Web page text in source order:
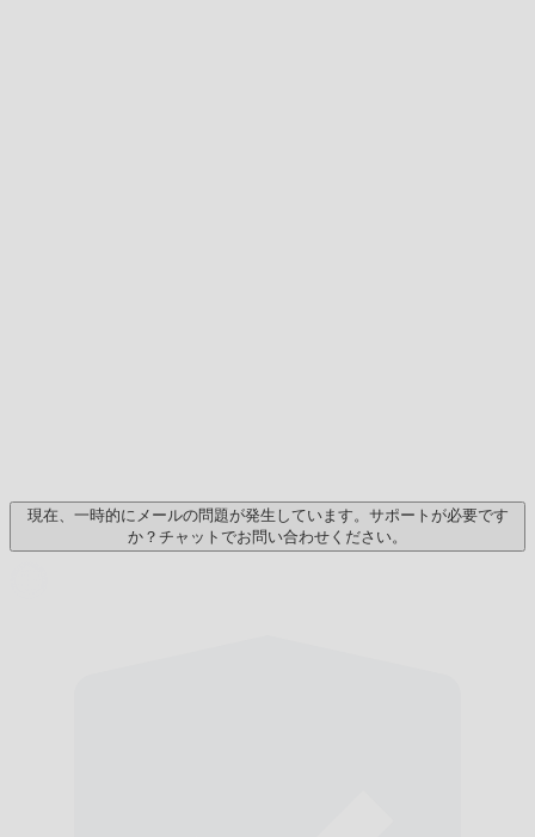
現在、一時的にメールの問題が発生しています。サポートが必要です
か？チャットでお問い合わせください。